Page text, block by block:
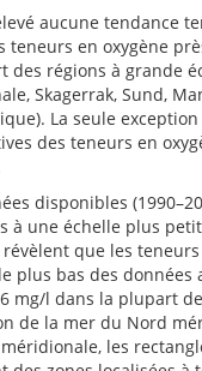
aucune tendance
teneurs en oxygène
des régions à grande
Skagerrak, Sund,
La seule
des teneurs en
disponibles
à une échelle plus
révèlent que les
plus bas des données
mg/l dans la plupart
de la mer du Nord
les